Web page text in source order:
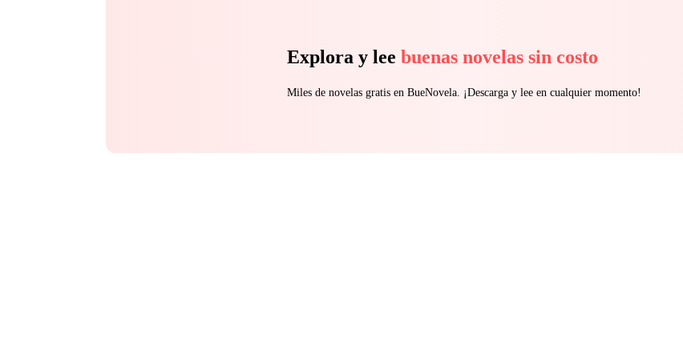
Explora y lee buenas novelas sin costo
Miles de novelas gratis en BueNovela. ¡Descarga y lee en cualquier momento!